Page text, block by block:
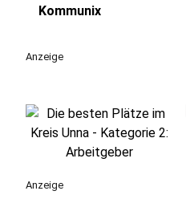
Kommunix
Anzeige
Anzeige